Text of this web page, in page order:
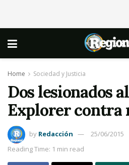
Home Sociedad y Justicia
Dos lesionados
Explorer contra
by Redacción
25/06/2015
Reading Time: 1 min read